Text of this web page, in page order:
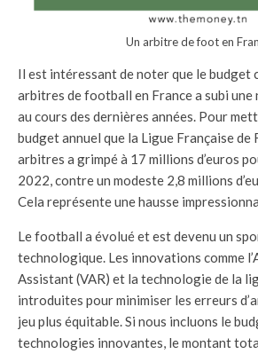
Un arbitre de foot en
Il est intéressant de noter que le budget
arbitres de football en France a subi
au cours des dernières années. Pour
budget annuel que la Ligue Française
arbitres a grimpé à 17 millions d’euros
2022, contre un modeste 2,8 millions
Cela représente une hausse
Le football a évolué et est devenu un
technologique. Les innovations comme
Assistant (VAR) et la technologie de la
introduites pour minimiser les erreurs
jeu plus équitable. Si nous incluons le
technologies innovantes, le montant